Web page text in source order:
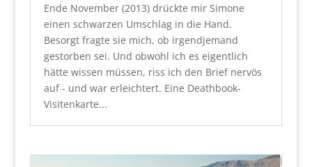
Ende November (2013) drückte mir Simone
einen schwarzen Umschlag in die Hand.
Besorgt fragte sie mich, ob irgendjemand
gestorben sei. Und obwohl ich es eigentlich
hätte wissen müssen, riss ich den Brief nervös
auf - und war erleichtert. Eine Deathbook-
Visitenkarte...